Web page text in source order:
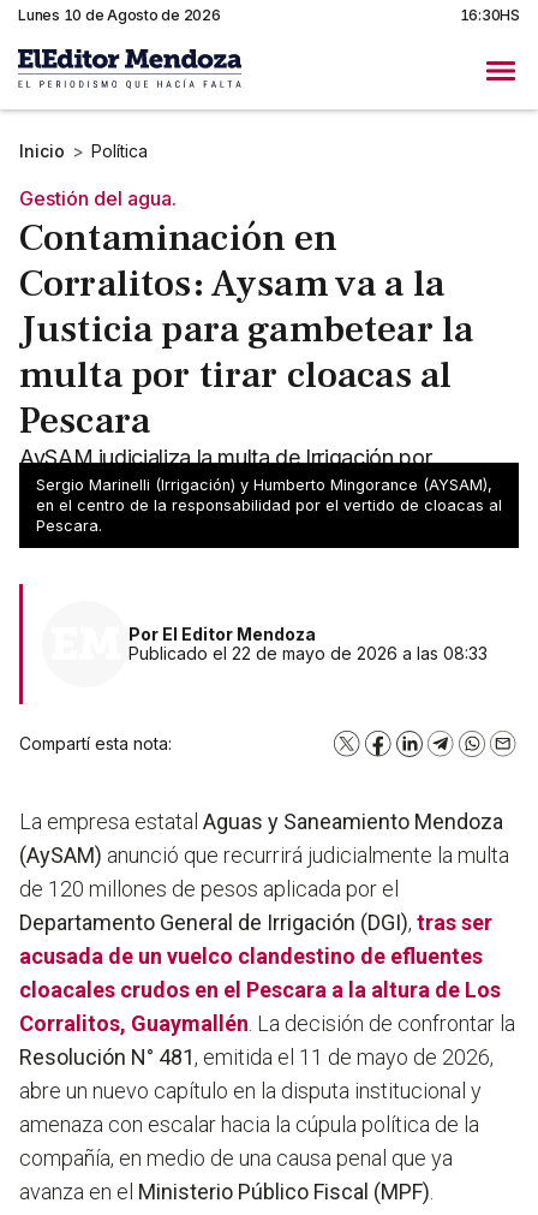
Lunes 10 de Agosto de 2026 16:30HS
Inicio > Política
Gestión del agua.
Contaminación en
Corralitos: Aysam va a la
Justicia para gambetear la
multa por tirar cloacas al
Pescara
AySAM judicializa la multa de Irrigación por
contaminación en Corralitos, mientras vecinos
reclaman seguridad ambiental y transparencia.
Sergio Marinelli (Irrigación) y Humberto Mingorance (AYSAM),
en el centro de la responsabilidad por el vertido de cloacas al
Pescara.
Por El Editor Mendoza
Publicado el 22 de mayo de 2026 a las 08:33
Compartí esta nota: X Facebook
LinkedInTelegram
La empresa estatal Aguas y Saneamiento Mendoza
(AySAM) anunció que recurrirá judicialmente la multa
de 120 millones de pesos aplicada por el
Departamento General de Irrigación (DGI), tras ser
acusada de un vuelco clandestino de efluentes
cloacales crudos en el Pescara a la altura de Los
Corralitos, Guaymallén . La decisión de confrontar la
Resolución N° 481, emitida el 11 de mayo de 2026,
abre un nuevo capítulo en la disputa institucional y
amenaza con escalar hacia la cúpula política de la
compañía, en medio de una causa penal que ya
avanza en el Ministerio Público Fiscal (MPF)